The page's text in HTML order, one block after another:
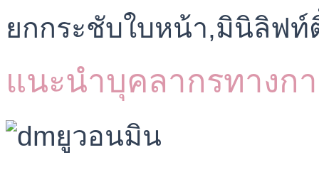
ยกกระชับใบหน้า,มินิลิฟท์
แนะนำบุคลากรทางก